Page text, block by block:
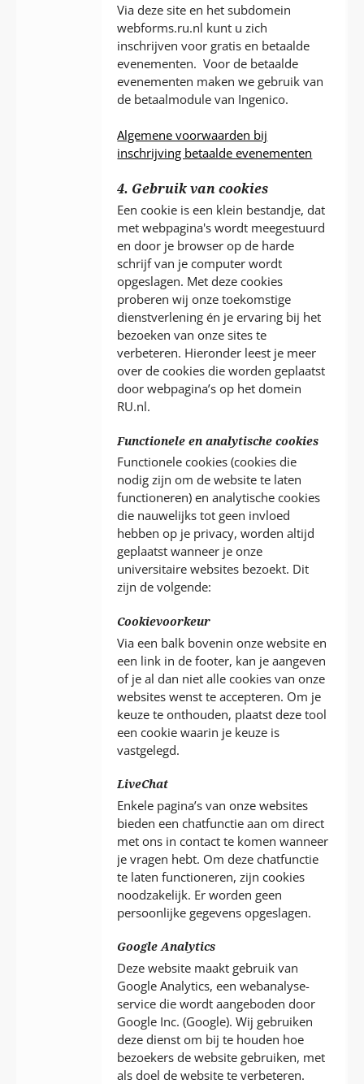
Via deze site en het subdomein
webforms.ru.nl kunt u zich
inschrijven voor gratis en betaalde
evenementen. Voor de betaalde
evenementen maken we gebruik van
de betaalmodule van Ingenico.
Algemene voorwaarden bij
inschrijving betaalde evenementen
4. Gebruik van cookies
Een cookie is een klein bestandje, dat
met webpagina's wordt meegestuurd
en door je browser op de harde
schrijf van je computer wordt
opgeslagen. Met deze cookies
proberen wij onze toekomstige
dienstverlening én je ervaring bij het
bezoeken van onze sites te
verbeteren. Hieronder leest je meer
over de cookies die worden geplaatst
door webpagina’s op het domein
RU.nl.
Functionele en analytische cookies
Functionele cookies (cookies die
nodig zijn om de website te laten
functioneren) en analytische cookies
die nauwelijks tot geen invloed
hebben op je privacy, worden altijd
geplaatst wanneer je onze
universitaire websites bezoekt. Dit
zijn de volgende:
Cookievoorkeur
Via een balk bovenin onze website en
een link in de footer, kan je aangeven
of je al dan niet alle cookies van onze
websites wenst te accepteren. Om je
keuze te onthouden, plaatst deze tool
een cookie waarin je keuze is
vastgelegd.
LiveChat
Enkele pagina’s van onze websites
bieden een chatfunctie aan om direct
met ons in contact te komen wanneer
je vragen hebt. Om deze chatfunctie
te laten functioneren, zijn cookies
noodzakelijk. Er worden geen
persoonlijke gegevens opgeslagen.
Google Analytics
Deze website maakt gebruik van
Google Analytics, een webanalyse-
service die wordt aangeboden door
Google Inc. (Google). Wij gebruiken
deze dienst om bij te houden hoe
bezoekers de website gebruiken, met
als doel de website te verbeteren.